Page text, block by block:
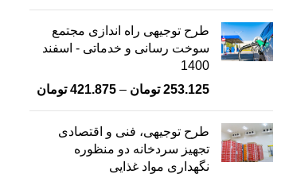
طرح توجیهی راه اندازی مجتمع
سوخت رسانی و خدماتی - اسفند
1400
253.125 تومان –
421.875 تومان
طرح توجیهی، فنی و اقتصادی
تجهیز سردخانه دو منظوره
نگهداری مواد غذایی